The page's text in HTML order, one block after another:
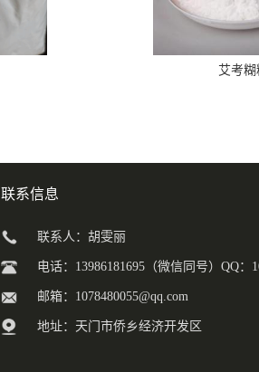
艾考糊
联系信息
联系人：胡雯丽
电话：13986181695（微信同号）QQ：
邮箱： 1078480055@qq.com
地址：天门市侨乡经济开发区